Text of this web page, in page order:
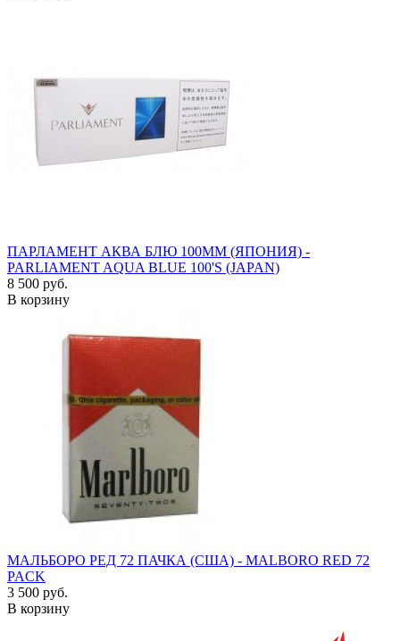
ПАРЛАМЕНТ АКВА БЛЮ 100ММ (ЯПОНИЯ) -
PARLIAMENT AQUA BLUE 100'S (JAPAN)
8 500 руб.
В корзину
МАЛЬБОРО РЕД 72 ПАЧКА (США) - MALBORO RED 72
PACK
3 500 руб.
В корзину